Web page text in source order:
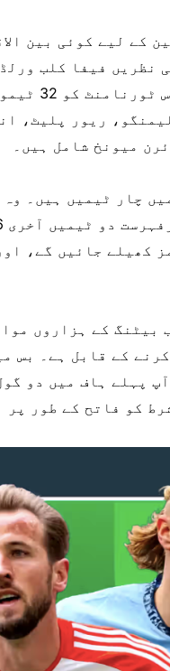
کے لیے کوئی بین
نظریں فیفا کلب
فارمیٹ کا
ریور پلیٹ،
میونخ شامل ہیں۔
چار ٹیمیں ہیں۔
ہیں۔ مجموعی طور پر، 63 گیمز
پہلے ہاف میں دو
فاتح کے طور پر ادا